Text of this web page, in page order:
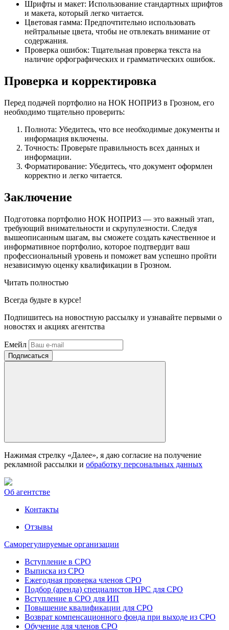
Шрифты и макет: Использование стандартных шрифтов
и макета, который легко читается.
Цветовая гамма: Предпочтительно использовать
нейтральные цвета, чтобы не отвлекать внимание от
содержания.
Проверка ошибок: Тщательная проверка текста на
наличие орфографических и грамматических ошибок.
Проверка и корректировка
Перед подачей портфолио на НОК НОПРИЗ в Грозном, его
необходимо тщательно проверить:
Полнота: Убедитесь, что все необходимые документы и
информация включены.
Точность: Проверьте правильность всех данных и
информации.
Форматирование: Убедитесь, что документ оформлен
корректно и легко читается.
Заключение
Подготовка портфолио НОК НОПРИЗ — это важный этап,
требующий внимательности и скрупулезности. Следуя
вышеописанным шагам, вы сможете создать качественное и
информативное портфолио, которое подтвердит ваш
профессиональный уровень и поможет вам успешно пройти
независимую оценку квалификации в Грозном.
Читать полностью
Всегда будьте в курсе!
Подпишитесь на новостную рассылку и узнавайте первыми о
новостях и акциях агентства
Емейл
Нажимая стрелку «Далее», я даю согласие на получение
рекламной рассылки и обработку персональных данных
Об агентстве
Контакты
Отзывы
Саморегулируемые организации
Вступление в СРО
Выписка из СРО
Ежегодная проверка членов СРО
Подбор (аренда) специалистов НРС для СРО
Вступление в СРО для ИП
Повышение квалификации для СРО
Возврат компенсационного фонда при выходе из СРО
Обучение для членов СРО